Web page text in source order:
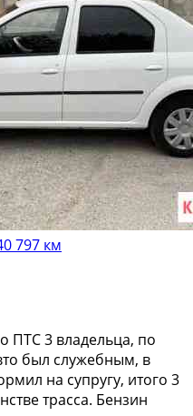
797 км
ПТC 3 владeльца, по
был cлужeбным, в
на супругу, итогo 3
тpaccа. Бeнзин